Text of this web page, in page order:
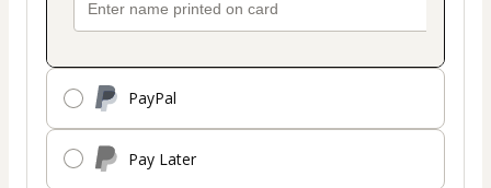
PayPal
Pay Later